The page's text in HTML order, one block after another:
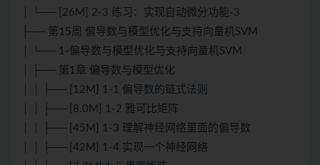
│ └── [26M] 2-3 练习：实现自动微分功能-3
├── 第15周 偏导数与模型优化与支持向量机SVM
│ └── 1-偏导数与模型优化与支持向量机SVM
│ ├── 第1章 偏导数与模型优化
│ │ ├── [12M] 1-1 偏导数的链式法则
│ │ ├── [8.0M] 1-2 雅可比矩阵
│ │ ├── [45M] 1-3 理解神经网络里面的偏导数
│ │ ├── [42M] 1-4 实现一个神经网络